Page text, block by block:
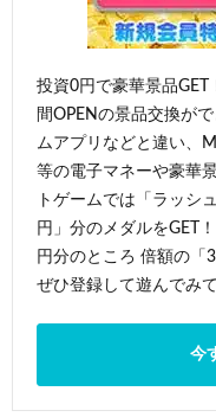
投資0円で豪華景品
間OPENの景品交換が
ムアプリなどと違い、
等の電子マネーや豪華
トゲームでは「ラッシ
円」分のメダルをGET
円分のところ 倍額の「
ぜひ登録して遊んでみて
今